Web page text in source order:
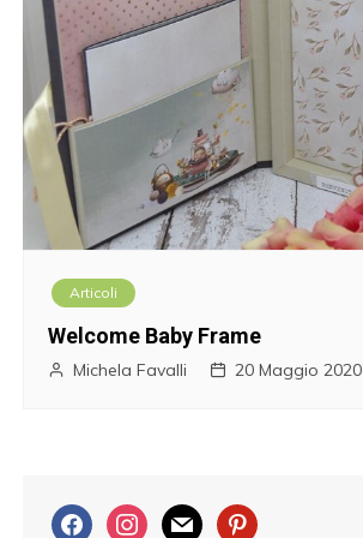
Articoli
Welcome Baby Frame
Michela Favalli 20 Maggio 2020
f
i
m
p